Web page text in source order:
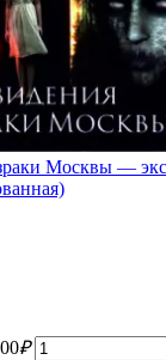
Москвы —
₽